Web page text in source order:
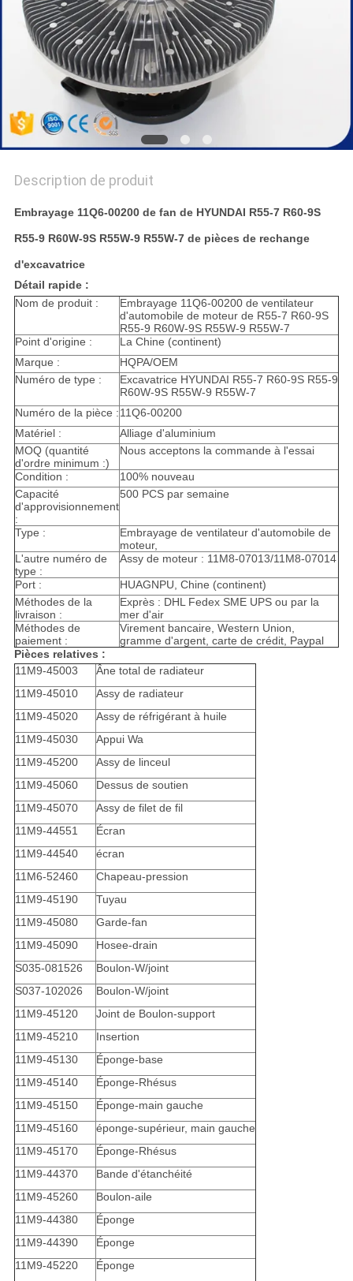
Description de produit
Embrayage 11Q6-00200 de fan de HYUNDAI R55-7 R60-9S
R55-9 R60W-9S R55W-9 R55W-7 de pièces de rechange
d'excavatrice
Détail rapide :
Nom de produit :
Embrayage 11Q6-00200 de ventilateur
d'automobile de moteur de R55-7 R60-9S
R55-9 R60W-9S R55W-9 R55W-7
Point d'origine :
La Chine (continent)
Marque :
HQPA/OEM
Numéro de type :
Excavatrice HYUNDAI R55-7 R60-9S R55-9
R60W-9S R55W-9 R55W-7
Numéro de la pièce :11Q6-00200
Matériel :
Alliage d'aluminium
MOQ (quantité
d'ordre minimum :)
Nous acceptons la commande à l'essai
Condition :
100% nouveau
Capacité
d'approvisionnement
:
500 PCS par semaine
Type :
Embrayage de ventilateur d'automobile de
moteur,
L'autre numéro de
type :
Assy de moteur : 11M8-07013/11M8-07014
Port :
HUAGNPU, Chine (continent)
Méthodes de la
livraison :
Exprès : DHL Fedex SME UPS ou par la
mer d'air
Méthodes de
paiement :
Virement bancaire, Western Union,
gramme d'argent, carte de crédit, Paypal
Pièces relatives :
11M9-45003
Âne total de radiateur
11M9-45010
Assy de radiateur
11M9-45020
Assy de réfrigérant à huile
11M9-45030
Appui Wa
11M9-45200
Assy de linceul
11M9-45060
Dessus de soutien
11M9-45070
Assy de filet de fil
11M9-44551
Écran
11M9-44540
écran
11M6-52460
Chapeau-pression
11M9-45190
Tuyau
11M9-45080
Garde-fan
11M9-45090
Hosee-drain
S035-081526
Boulon-W/joint
S037-102026
Boulon-W/joint
11M9-45120
Joint de Boulon-support
11M9-45210
Insertion
11M9-45130
Éponge-base
11M9-45140
Éponge-Rhésus
11M9-45150
Éponge-main gauche
11M9-45160
éponge-supérieur, main gauche
11M9-45170
Éponge-Rhésus
11M9-44370
Bande d'étanchéité
11M9-45260
Boulon-aile
11M9-44380
Éponge
11M9-44390
Éponge
11M9-45220
Éponge